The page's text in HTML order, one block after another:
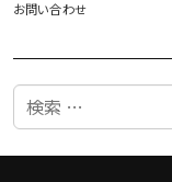
お問い合わせ
検